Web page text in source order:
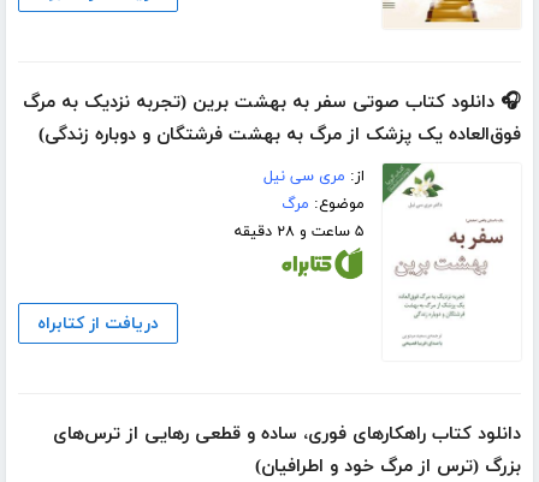
🎧 دانلود کتاب صوتی سفر به بهشت برین (تجربه نزدیک به مرگ
فوق‌العاده یک پزشک از مرگ به بهشت فرشتگان و دوباره زندگی)
از: مری سی نیل
موضوع: مرگ
۵ ساعت و ۲۸ دقیقه
دریافت از کتابراه
دانلود کتاب راهکارهای فوری، ساده و قطعی رهایی از ترس‌های
بزرگ (ترس از مرگ خود و اطرافیان)